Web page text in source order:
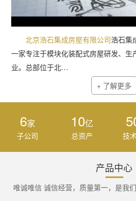
北京浩石集成房屋有限公司浩石集
一家专注于模块化装配式房屋研发、生
业。总部位于北…
+ 了解更多
6家
子公司
10亿
总资产 技
产品中心
唯诚唯信 诚信经营，质量第一，是我